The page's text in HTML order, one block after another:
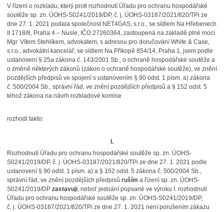
V řízení o rozkladu, který proti rozhodnutí Úřadu pro ochranu hospodářské
soutěže sp. zn. ÚOHS-S0241/2019/DP, č. j. ÚOHS-03187/2021/820/TPi ze
dne 27. 1. 2021 podala společnost NET4GAS, s.r.o., se sídlem Na Hřebenech
II 1718/8, Praha 4 – Nusle, IČO 27260364, zastoupená na základě plné moci
Mgr. Vítem Stehlíkem, advokátem, s adresou pro doručování White & Case,
s.r.o., advokátní kancelář, se sídlem Na Příkopě 854/14, Praha 1, jsem podle
ustanovení § 25a zákona č. 143/2001 Sb., o ochraně hospodářské soutěže a
o změně některých zákonů (zákon o ochraně hospodářské soutěže), ve znění
pozdějších předpisů ve spojení s ustanovením § 90 odst. 1 písm. a) zákona
č. 500/2004 Sb., správní řád, ve znění pozdějších předpisů a § 152 odst. 5
téhož zákona na návrh rozkladové komise
rozhodl takto:
I.
Rozhodnutí Úřadu pro ochranu hospodářské soutěže sp. zn. ÚOHS-
S0241/2019/DP, č. j. ÚOHS-03187/2021/820/TPi ze dne 27. 1. 2021 podle
ustanovení § 90 odst. 1 písm. a) a § 152 odst. 5 zákona č. 500/2004 Sb.,
správní řád, ve znění pozdějších předpisů ruším a řízení sp. zn. ÚOHS-
S0241/2019/DP zastavuji, neboť jednání popsané ve výroku I. rozhodnutí
Úřadu pro ochranu hospodářské soutěže sp. zn. ÚOHS-S0241/2019/DP,
č. j. ÚOHS-03187/2021/820/TPi ze dne 27. 1. 2021 není porušením zákazu